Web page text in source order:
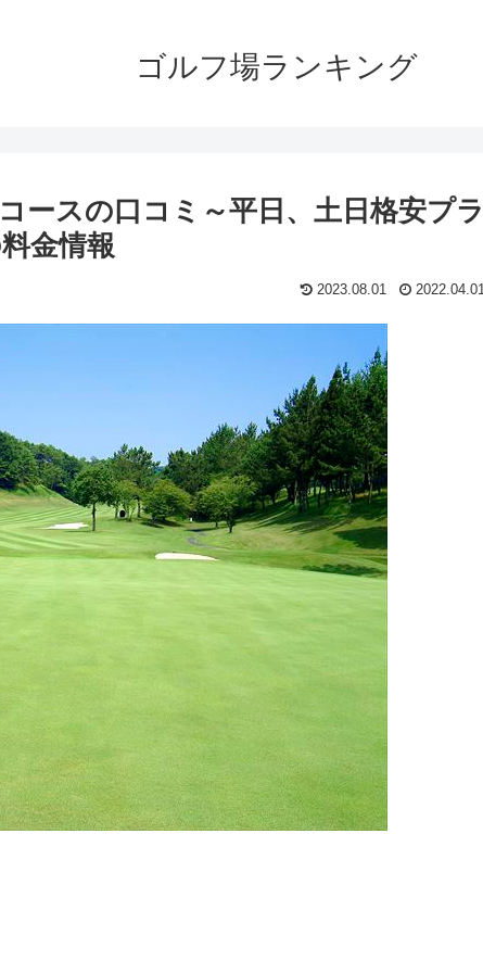
ゴルフ場ランキング
スの口コミ～平日、土日格安プラ
金情報
2023.08.01 2022.04.01